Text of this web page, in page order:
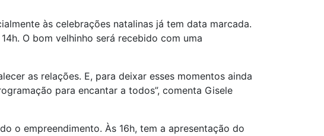
às celebrações natalinas já tem data marcada.
O bom velhinho será recebido com uma
as relações. E, para deixar esses momentos ainda
para encantar a todos”, comenta Gisele
o empreendimento. Às 16h, tem a apresentação do